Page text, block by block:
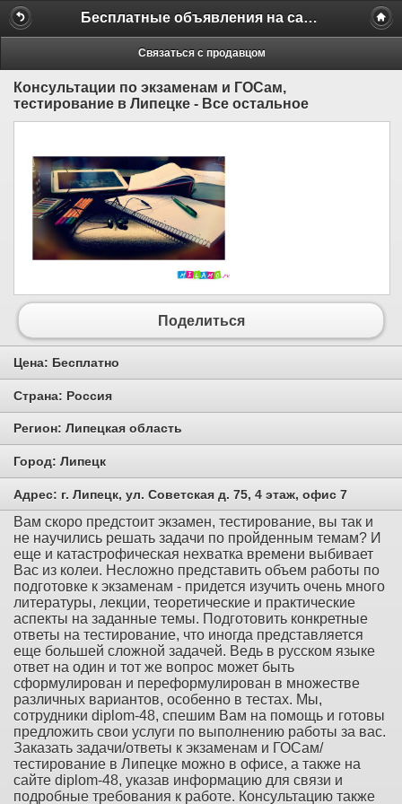
Бесплатные объявления на сайте MILAMO.ru
Связаться с продавцом
Консультации по экзаменам и ГОСам,
тестирование в Липецке - Все остальное
Поделиться
Цена: Бесплатно
Страна: Россия
Регион: Липецкая область
Город: Липецк
Адрес: г. Липецк, ул. Советская д. 75, 4 этаж, офис 7
Вам скоро предстоит экзамен, тестирование, вы так и
не научились решать задачи по пройденным темам? И
еще и катастрофическая нехватка времени выбивает
Вас из колеи. Несложно представить объем работы по
подготовке к экзаменам - придется изучить очень много
литературы, лекции, теоретические и практические
аспекты на заданные темы. Подготовить конкретные
ответы на тестирование, что иногда представляется
еще большей сложной задачей. Ведь в русском языке
ответ на один и тот же вопрос может быть
сформулирован и переформулирован в множестве
различных вариантов, особенно в тестах. Мы,
сотрудники diplom-48, спешим Вам на помощь и готовы
предложить свои услуги по выполнению работы за вас.
Заказать задачи/ответы к экзаменам и ГОСам/
тестирование в Липецке можно в офисе, а также на
сайте diplom-48, указав информацию для связи и
подробные требования к работе. Консультацию также